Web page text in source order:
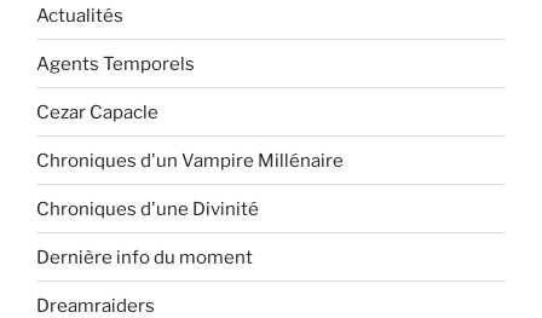
Actualités
Agents Temporels
Cezar Capacle
Chroniques d'un Vampire Millénaire
Chroniques d'une Divinité
Dernière info du moment
Dreamraiders